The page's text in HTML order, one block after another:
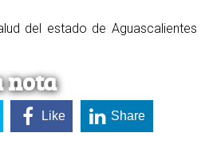
del estado de Aguascalientes
nota
Like Share